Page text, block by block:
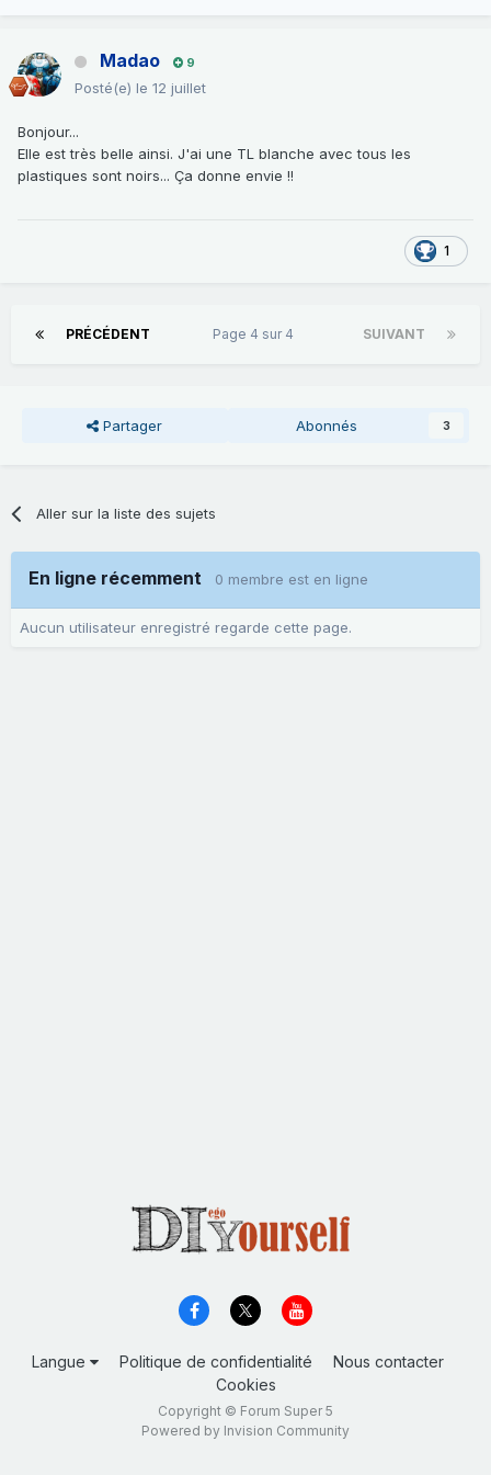
Madao 9
Posté(e) le 12 juillet
Bonjour...
Elle est très belle ainsi. J'ai une TL blanche avec tous les
plastiques sont noirs... Ça donne envie !!
1
PRÉCÉDENT SUIVANT
Page 4 sur 4
Partager Abonnés 3
Aller sur la liste des sujets
En ligne récemment 0 membre est en ligne
Aucun utilisateur enregistré regarde cette page.
Langue Politique de confidentialité
Nous contacter
Cookies
Copyright © Forum Super 5
Powered by Invision Community